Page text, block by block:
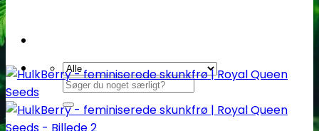
Søg
efter: